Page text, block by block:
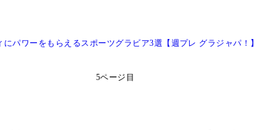
ワーをもらえるスポーツグラビア3選【週プレ グラジャパ！】
5ページ目